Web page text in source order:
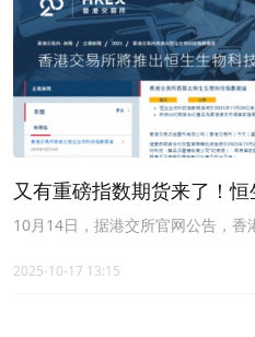
又有重磅指数期货来了！
上市！费率最低档的恒生生
10月14日，据港交所官网公告，香
监管机构批准。
2025-10-17 13:15